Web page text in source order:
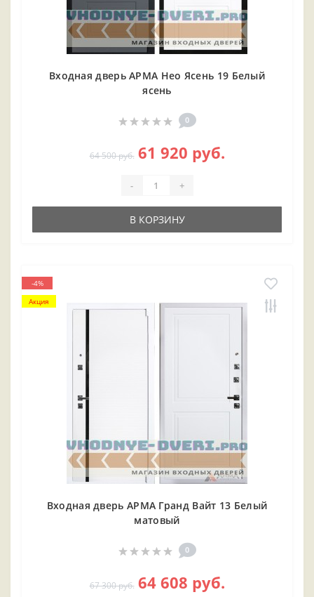
Входная дверь АРМА Нео Ясень 19 Белый
ясень
0
64 500 руб. 61 920 руб.
- +
В КОРЗИНУ
-4%
Акция
Входная дверь АРМА Гранд Вайт 13 Белый
матовый
0
67 300 руб. 64 608 руб.